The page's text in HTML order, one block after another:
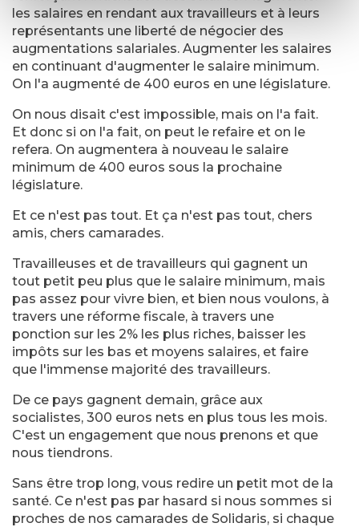
les salaires en rendant aux travailleurs et à leurs
représentants une liberté de négocier des
augmentations salariales. Augmenter les salaires
en continuant d'augmenter le salaire minimum.
On l'a augmenté de 400 euros en une législature.
On nous disait c'est impossible, mais on l'a fait.
Et donc si on l'a fait, on peut le refaire et on le
refera. On augmentera à nouveau le salaire
minimum de 400 euros sous la prochaine
législature.
Et ce n'est pas tout. Et ça n'est pas tout, chers
amis, chers camarades.
Travailleuses et de travailleurs qui gagnent un
tout petit peu plus que le salaire minimum, mais
pas assez pour vivre bien, et bien nous voulons, à
travers une réforme fiscale, à travers une
ponction sur les 2% les plus riches, baisser les
impôts sur les bas et moyens salaires, et faire
que l'immense majorité des travailleurs.
De ce pays gagnent demain, grâce aux
socialistes, 300 euros nets en plus tous les mois.
C'est un engagement que nous prenons et que
nous tiendrons.
Sans être trop long, vous redire un petit mot de la
santé. Ce n'est pas par hasard si nous sommes si
proches de nos camarades de Solidaris, si chaque